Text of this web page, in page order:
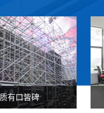
有口皆碑